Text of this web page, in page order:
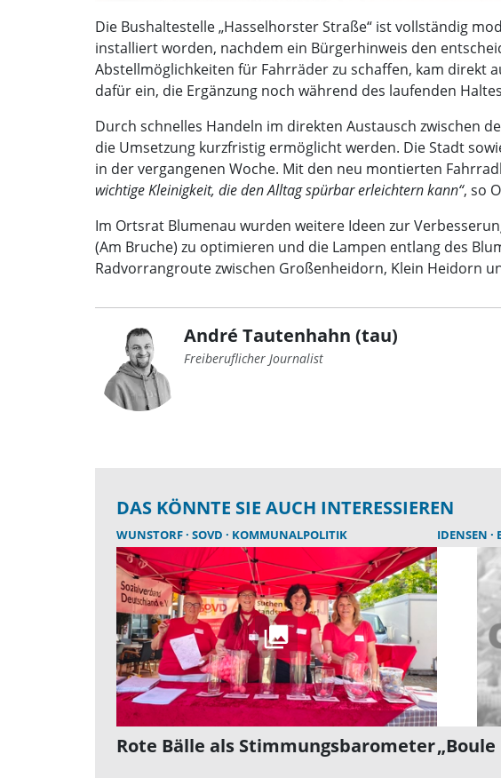
Die Bushaltestelle „Hasselhorster Straße“ ist vollständig
installiert worden, nachdem ein Bürgerhinweis den
Abstellmöglichkeiten für Fahrräder zu schaffen, kam direkt
dafür ein, die Ergänzung noch während des laufenden
Durch schnelles Handeln im direkten Austausch zwischen
die Umsetzung kurzfristig ermöglicht werden. Die Stadt
in der vergangenen Woche. Mit den neu montierten
wichtige Kleinigkeit, die den Alltag spürbar erleichtern kann“, so
Im Ortsrat Blumenau wurden weitere Ideen zur
(Am Bruche) zu optimieren und die Lampen entlang des
Radvorrangroute zwischen Großenheidorn, Klein Heidorn
André Tautenhahn (tau)
Freiberuflicher Journalist
DAS KÖNNTE SIE AUCH INTERESSIEREN
WUNSTORF SOVD KOMMUNALPOLITIK
Rote Bälle als Stimmungsbarometer
IDENSEN